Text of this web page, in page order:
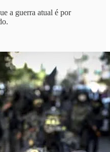
a guerra atual é por